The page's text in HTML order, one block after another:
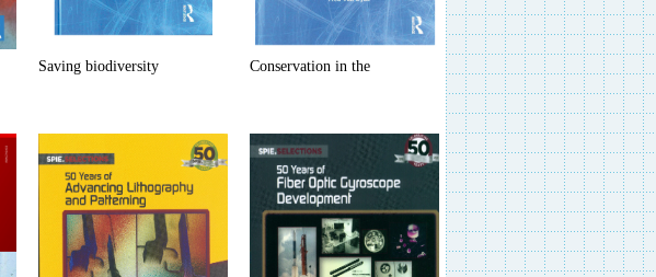
Saving biodiversity
Conservation in the